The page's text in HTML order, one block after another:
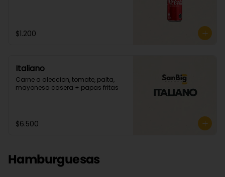
$1.200
Italiano
Carne a aleccion, tomate, palta,
mayonesa casera + papas fritas
$6.500
Hamburguesas